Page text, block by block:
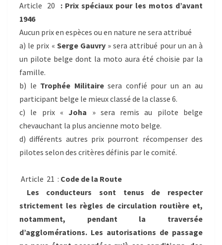
Article 20 : Prix spéciaux pour les motos d’avant
1946
Aucun prix en espèces ou en nature ne sera attribué
a) le prix « Serge Gauvry» sera attribué pour un an à
un pilote belge dont la moto aura été choisie par la
famille.
b) le Trophée Militairesera confié pour un an au
participant belge le mieux classé de la classe 6.
c) le prix « Joha » sera remis au pilote belge
chevauchant la plus ancienne moto belge.
d) différents autres prix pourront récompenser des
pilotes selon des critères définis par le comité.
Article 21 : Code de la Route
Les conducteurs sont tenus de respecter
strictement les règles de circulation routière et,
notamment, pendant la traversée
d’agglomérations. Les autorisations de passage